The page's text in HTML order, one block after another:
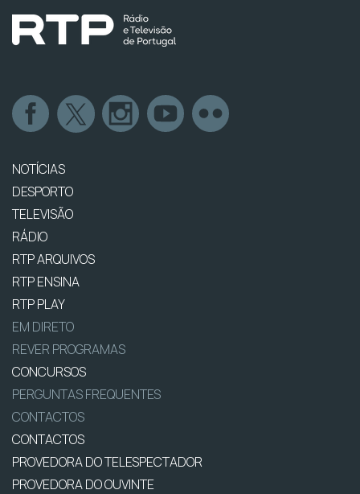
NOTÍCIAS
DESPORTO
TELEVISÃO
RÁDIO
RTP ARQUIVOS
RTP ENSINA
RTP PLAY
EM DIRETO
REVER PROGRAMAS
CONCURSOS
PERGUNTAS FREQUENTES
CONTACTOS
CONTACTOS
PROVEDORA DO TELESPECTADOR
PROVEDORA DO OUVINTE